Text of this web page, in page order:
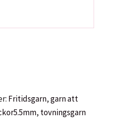
Fritidsgarn,garn att
, tovningsgarn